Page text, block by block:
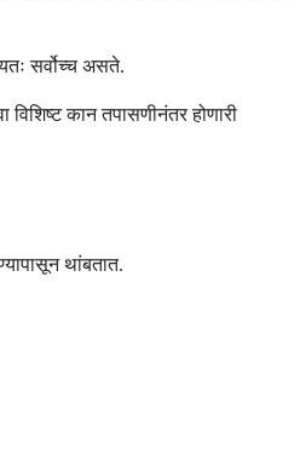
सर्वोच्च असते.
कान तपासणीनंतर होणारी
थांबतात.